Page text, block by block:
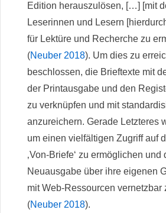
Edition herauszulösen, […] [mit
Leserinnen und Lesern
für Lektüre und Recherche zu
(Neuber 2018). Um dies zu
beschlossen, die Brieftexte mit
der Printausgabe und den
zu verknüpfen und mit
anzureichern. Gerade Letzteres
um einen vielfältigen Zugriff auf
‚Von-Briefe‘ zu ermöglichen
Neuausgabe über ihre eigenen
mit Web-Ressourcen vernetzbar
(Neuber 2018).